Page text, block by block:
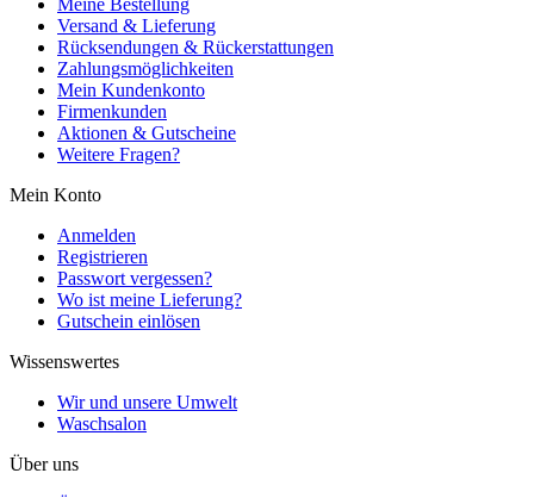
Meine Bestellung
Versand & Lieferung
Rücksendungen & Rückerstattungen
Zahlungsmöglichkeiten
Mein Kundenkonto
Firmenkunden
Aktionen & Gutscheine
Weitere Fragen?
Mein Konto
Anmelden
Registrieren
Passwort vergessen?
Wo ist meine Lieferung?
Gutschein einlösen
Wissenswertes
Wir und unsere Umwelt
Waschsalon
Über uns